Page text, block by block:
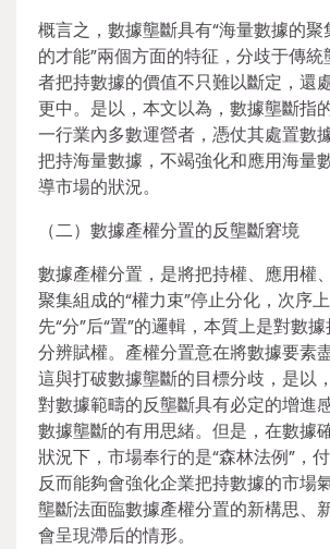
概言之，數據壟斷具有“海量數據的聚
的才能”兩個方面的特征，分歧于傳
者把持數據的價值不只難以斷定，還
更中。是以，本文以為，數據壟斷指
一行業內多數運營者，憑仗其處置數
把持海量數據，不竭強化和應用海量
導市場的狀況。
（二）數據產權分置的反壟斷窘境
數據產權分置，是將把持權、應用權
聚集組成的“權力束”停止分化，次序
先“分”后“置”的邏輯，本質上是對數
分辨賦權。產權分置意在將數據要素
這與打破數據壟斷的目標分歧，是以
對數據範疇的反壟斷具有必定的增進
數據壟斷的有用思緒。但是，在數據
狀況下，市場奉行的是“森林法例”，
反而能夠會強化企業把持數據的市場
壟斷法面臨數據產權分置的新構思、
會呈現滯后的情形。